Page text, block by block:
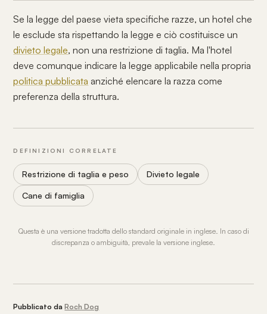
Se la legge del paese vieta specifiche razze, un hotel che
le esclude sta rispettando la legge e ciò costituisce un
divieto legale, non una restrizione di taglia. Ma l'hotel
deve comunque indicare la legge applicabile nella propria
politica pubblicata anziché elencare la razza come
preferenza della struttura.
DEFINIZIONI CORRELATE
Restrizione di taglia e peso Divieto legale
Cane di famiglia
Questa è una versione tradotta dello standard originale in inglese. In caso di
discrepanza o ambiguità, prevale la versione inglese.
Pubblicato daRoch Dog